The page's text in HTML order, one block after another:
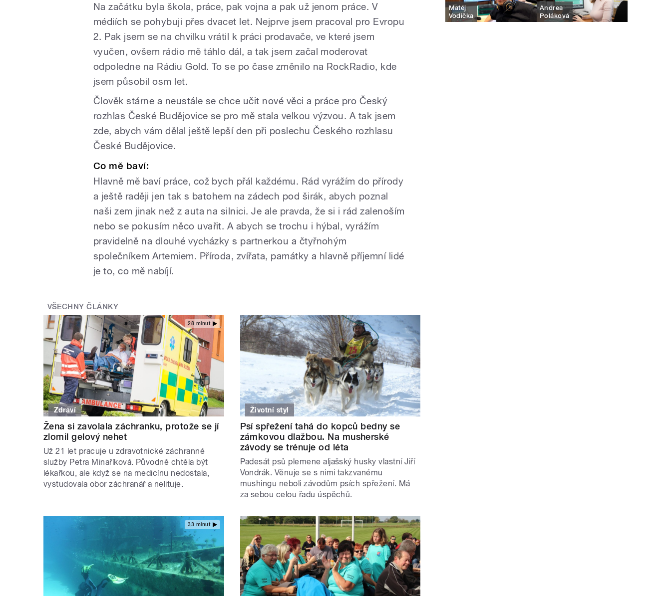
Na začátku byla škola, práce, pak vojna a pak už jenom práce. V
médiích se pohybuji přes dvacet let. Nejprve jsem pracoval pro Evropu
2. Pak jsem se na chvilku vrátil k práci prodavače, ve které jsem
vyučen, ovšem rádio mě táhlo dál, a tak jsem začal moderovat
odpoledne na Rádiu Gold. To se po čase změnilo na RockRadio, kde
jsem působil osm let.
Člověk stárne a neustále se chce učit nové věci a práce pro Český
rozhlas České Budějovice se pro mě stala velkou výzvou. A tak jsem
zde, abych vám dělal ještě lepší den při poslechu Českého rozhlasu
České Budějovice.
Co mě baví:
Hlavně mě baví práce, což bych přál každému. Rád vyrážím do přírody
a ještě raději jen tak s batohem na zádech pod širák, abych poznal
naši zem jinak než z auta na silnici. Je ale pravda, že si i rád zalenoším
nebo se pokusím něco uvařit. A abych se trochu i hýbal, vyrážím
pravidelně na dlouhé vycházky s partnerkou a čtyřnohým
společníkem Artemiem. Příroda, zvířata, památky a hlavně příjemní lidé
je to, co mě nabíjí.
VŠECHNY ČLÁNKY
28 minut
Zdraví
Žena si zavolala záchranku, protože se jí
zlomil gelový nehet
Už 21 let pracuje u zdravotnické záchranné
služby Petra Minaříková. Původně chtěla být
lékařkou, ale když se na medicínu nedostala,
vystudovala obor záchranář a nelituje.
Životní styl
Psí spřežení tahá do kopců bedny se
zámkovou dlažbou. Na musherské
závody se trénuje od léta
Padesát psů plemene aljašský husky vlastní Jiří
Vondrák. Věnuje se s nimi takzvanému
mushingu neboli závodům psích spřežení. Má
za sebou celou řadu úspěchů.
33 minut
Matěj
Vodička
Andrea
Poláková